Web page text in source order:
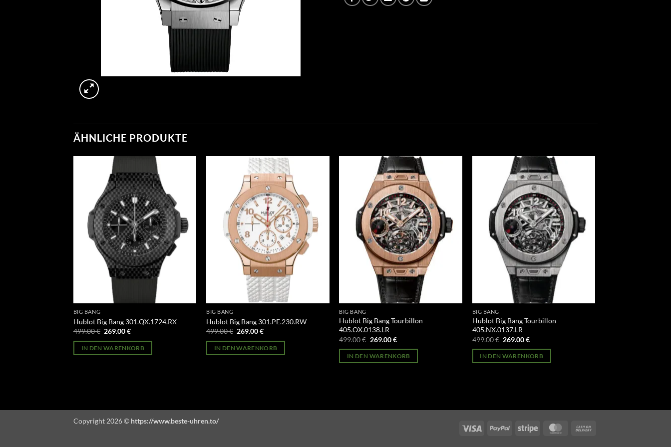
ÄHNLICHE PRODUKTE
BIG BANG
Hublot Big Bang 301.QX.1724.RX
499.00€ Ursprünglicher
war:
499.00 €
269.00€Aktueller
ist:
269.00 €.
IN DEN WARENKORB
BIG BANG
Hublot Big Bang 301.PE.230.RW
499.00€ Ursprünglicher
war:
499.00 €
269.00€Aktueller
ist:
269.00 €.
IN DEN WARENKORB
BIG BANG
Hublot Big Bang Tourbillon
405.OX.0138.LR
499.00€ Ursprünglicher
war:
499.00 €
269.00€Aktueller
ist:
269.00 €.
IN DEN WARENKORB
BIG BANG
Hublot Big Bang Tourbillon
405.NX.0137.LR
499.00€ Ursprünglicher
war:
499.00 €
269.00€Aktueller
ist:
269.00 €.
IN DEN WARENKORB
Visa PayPal Stripe MasterCard
Copyright 2026 © https://www.beste-uhren.to/